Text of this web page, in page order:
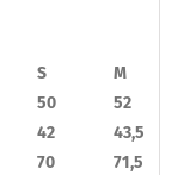
S M
50 52
42 43,5
70 71,5